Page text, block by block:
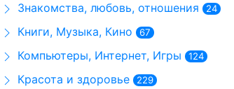
Знакомства, любовь, отношения 24
Книги, Музыка, Кино 67
Компьютеры, Интернет, Игры 124
Красота и здоровье 229